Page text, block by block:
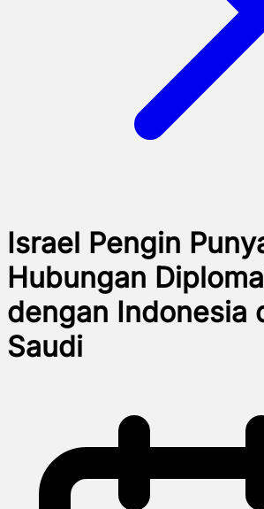
Israel Pengin
Hubungan
dengan Indonesia
Saudi